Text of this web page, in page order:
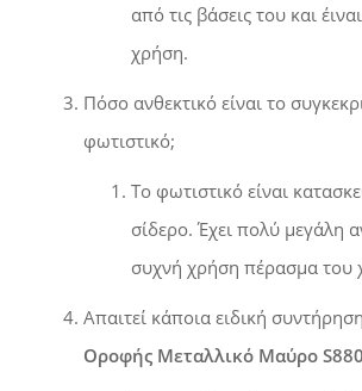
από τις βάσεις του και
χρήση.
Πόσο ανθεκτικό είναι το
φωτιστικό;
Το φωτιστικό είναι
σίδερο. Έχει πολύ μεγάλη
συχνή χρήση πέρασμα του
Απαιτεί κάποια ειδική
Οροφής Μεταλλικό Μαύρο